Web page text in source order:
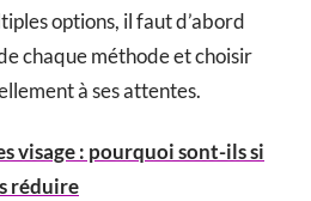
options, il faut d’abord
chaque méthode et choisir
à ses attentes.
visage : pourquoi sont-ils si
réduire